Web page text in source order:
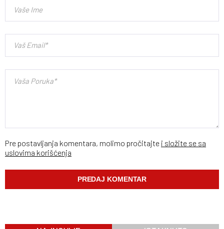
Pre postavljanja komentara, molimo pročitajte i složite se sa
uslovima korišćenja